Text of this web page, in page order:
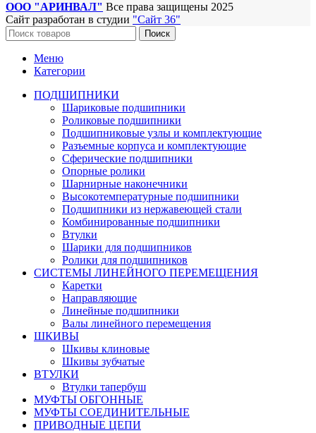
ООО "АРИНВАЛ" Все права защищены 2025
Сайт разработан в студии "Сайт 36"
Поиск
Меню
Категории
ПОДШИПНИКИ
Шариковые подшипники
Роликовые подшипники
Подшипниковые узлы и комплектующие
Разъемные корпуса и комплектующие
Сферические подшипники
Опорные ролики
Шарнирные наконечники
Высокотемпературные подшипники
Подшипники из нержавеющей стали
Комбинированные подшипники
Втулки
Шарики для подшипников
Ролики для подшипников
СИСТЕМЫ ЛИНЕЙНОГО ПЕРЕМЕЩЕНИЯ
Каретки
Направляющие
Линейные подшипники
Валы линейного перемещения
ШКИВЫ
Шкивы клиновые
Шкивы зубчатые
ВТУЛКИ
Втулки тапербуш
МУФТЫ ОБГОННЫЕ
МУФТЫ СОЕДИНИТЕЛЬНЫЕ
ПРИВОДНЫЕ ЦЕПИ